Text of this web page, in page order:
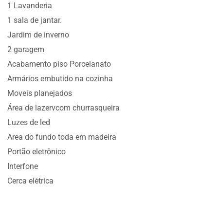
1 Lavanderia
1 sala de jantar.
Jardim de inverno
2 garagem
Acabamento piso Porcelanato
Armários embutido na cozinha
Moveis planejados
Área de lazervcom churrasqueira
Luzes de led
Area do fundo toda em madeira
Portão eletrônico
Interfone
Cerca elétrica